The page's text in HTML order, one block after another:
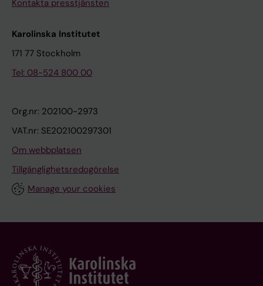
Kontakta presstjänsten
Karolinska Institutet
171 77 Stockholm
Tel: 08-524 800 00
Org.nr: 202100-2973
VAT.nr: SE202100297301
Om webbplatsen
Tillgänglighetsredogörelse
Manage your cookies